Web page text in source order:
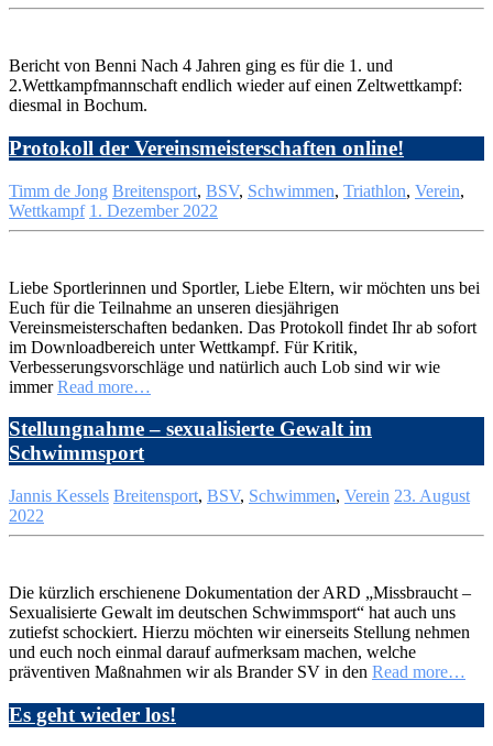
Bericht von Benni Nach 4 Jahren ging es für die 1. und
2.Wettkampfmannschaft endlich wieder auf einen Zeltwettkampf:
diesmal in Bochum.
Protokoll der Vereinsmeisterschaften online!
Timm de Jong Breitensport, BSV, Schwimmen, Triathlon, Verein,
Wettkampf 1. Dezember 2022
Liebe Sportlerinnen und Sportler, Liebe Eltern, wir möchten uns bei
Euch für die Teilnahme an unseren diesjährigen
Vereinsmeisterschaften bedanken. Das Protokoll findet Ihr ab sofort
im Downloadbereich unter Wettkampf. Für Kritik,
Verbesserungsvorschläge und natürlich auch Lob sind wir wie
immerRead more…
Stellungnahme – sexualisierte Gewalt im
Schwimmsport
Jannis Kessels Breitensport, BSV, Schwimmen, Verein 23. August
2022
Die kürzlich erschienene Dokumentation der ARD „Missbraucht –
Sexualisierte Gewalt im deutschen Schwimmsport“ hat auch uns
zutiefst schockiert. Hierzu möchten wir einerseits Stellung nehmen
und euch noch einmal darauf aufmerksam machen, welche
präventiven Maßnahmen wir als Brander SV in den Read more…
Es geht wieder los!